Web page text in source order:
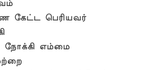
கேட்ட பெரியவர்
நோக்கி எம்மை